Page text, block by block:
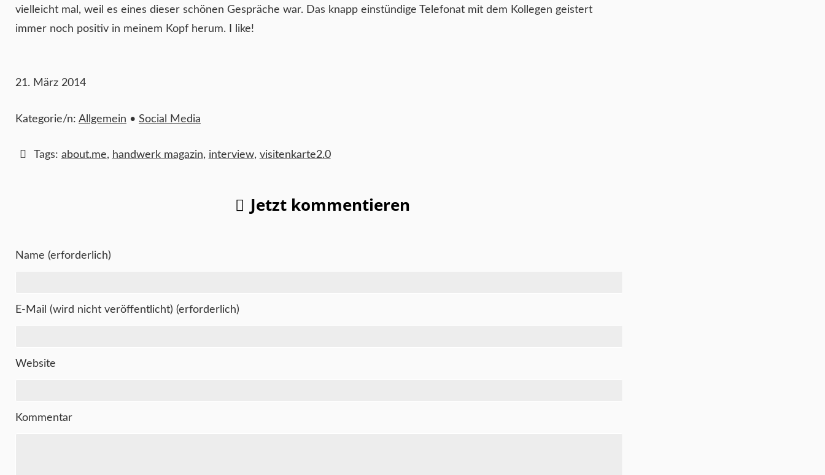
vielleicht mal, weil es eines dieser schönen Gespräche war. Das knapp einstündige Telefonat mit dem Kollegen geistert
immer noch positiv in meinem Kopf herum. I like!
21. März 2014
Kategorie/n: Allgemein • Social Media
Tags: about.me, handwerk magazin, interview, visitenkarte2.0
Jetzt kommentieren
Name (erforderlich)
E-Mail (wird nicht veröffentlicht) (erforderlich)
Website
Kommentar